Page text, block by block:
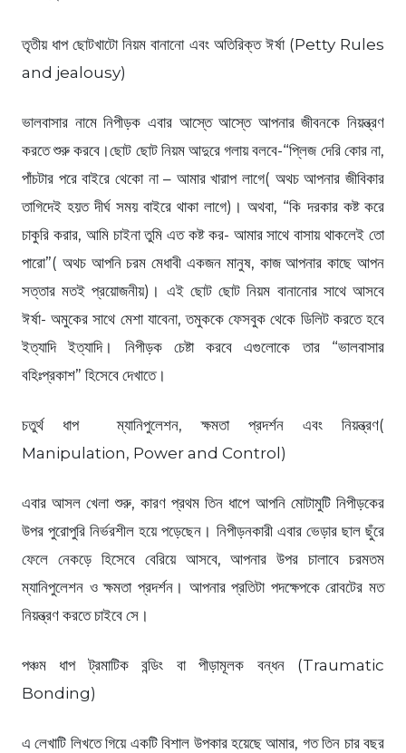
তৃতীয় ধাপ ছোটখাটো নিয়ম বানানো এবং অতিরিক্ত ঈর্ষা (Petty Rules
and jealousy)
ভালবাসার নামে নিপীড়ক এবার আস্তে আস্তে আপনার জীবনকে নিয়ন্ত্রণ
করতে শুরু করবে।ছোট ছোট নিয়ম আদুরে গলায় বলবে-“প্লিজ দেরি কোর না,
পাঁচটার পরে বাইরে থেকো না – আমার খারাপ লাগে( অথচ আপনার জীবিকার
তাগিদেই হয়ত দীর্ঘ সময় বাইরে থাকা লাগে)। অথবা, “কি দরকার কষ্ট করে
চাকুরি করার, আমি চাইনা তুমি এত কষ্ট কর- আমার সাথে বাসায় থাকলেই তো
পারো”( অথচ আপনি চরম মেধাবী একজন মানুষ, কাজ আপনার কাছে আপন
সত্তার মতই প্রয়োজনীয়)। এই ছোট ছোট নিয়ম বানানোর সাথে আসবে
ঈর্ষা- অমুকের সাথে মেশা যাবেনা, তমুককে ফেসবুক থেকে ডিলিট করতে হবে
ইত্যাদি ইত্যাদি। নিপীড়ক চেষ্টা করবে এগুলোকে তার “ভালবাসার
বহিঃপ্রকাশ” হিসেবে দেখাতে।
চতুর্থ ধাপ ম্যানিপুলেশন, ক্ষমতা প্রদর্শন এবং নিয়ন্ত্রণ(
Manipulation, Power and Control)
এবার আসল খেলা শুরু, কারণ প্রথম তিন ধাপে আপনি মোটামুটি নিপীড়কের
উপর পুরোপুরি নির্ভরশীল হয়ে পড়েছেন। নিপীড়নকারী এবার ভেড়ার ছাল ছুঁরে
ফেলে নেকড়ে হিসেবে বেরিয়ে আসবে, আপনার উপর চালাবে চরমতম
ম্যানিপুলেশন ও ক্ষমতা প্রদর্শন। আপনার প্রতিটা পদক্ষেপকে রোবটের মত
নিয়ন্ত্রণ করতে চাইবে সে।
পঞ্চম ধাপ ট্রমাটিক বন্ডিং বা পীড়ামূলক বন্ধন (Traumatic
Bonding)
এ লেখাটি লিখতে গিয়ে একটি বিশাল উপকার হয়েছে আমার, গত তিন চার বছর